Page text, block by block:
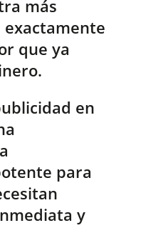
más
exactamente
que ya
en
para
y